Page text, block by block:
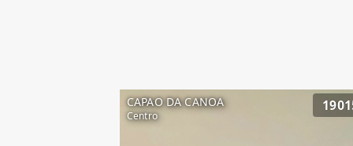
CAPAO DA CANOA
Centro